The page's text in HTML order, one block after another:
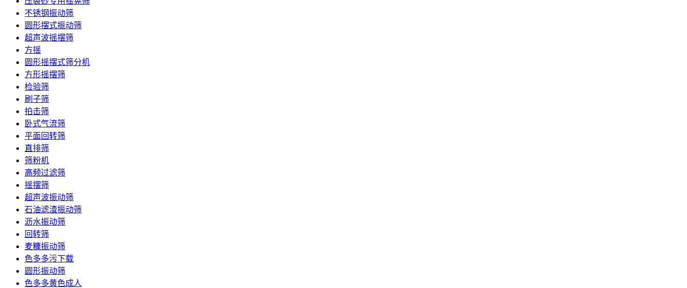
不锈钢振动筛
圆形摆式振动筛
超声波摇摆筛
方摇
圆形摇摆式筛分机
方形摇摆筛
检验筛
刷子筛
拍击筛
卧式气流筛
平面回转筛
直排筛
筛粉机
高频过滤筛
摇摆筛
超声波振动筛
石油滤渣振动筛
沥水振动筛
回转筛
麦糠振动筛
色多多污下载
圆形振动筛
色多多黄色成人